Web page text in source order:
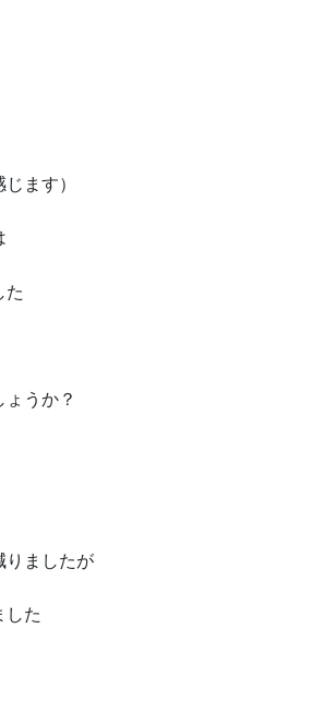
ます）
た
うか？
りましたが
した